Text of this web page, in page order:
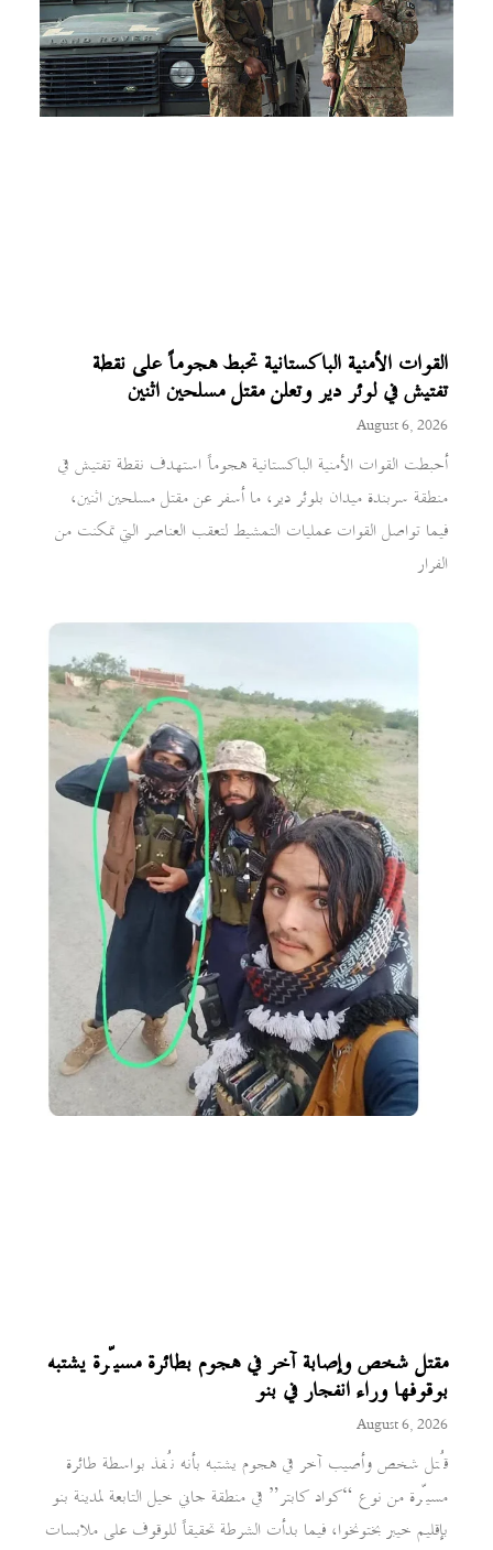
القوات الأمنية الباكستانية تحبط هجوماً على نقطة
تفتيش في لوئر دير وتعلن مقتل مسلحين اثنين
August 6, 2026
أحبطت القوات الأمنية الباكستانية هجوماً استهدف نقطة تفتيش في
منطقة سربندة ميدان بلوئر دير، ما أسفر عن مقتل مسلحين اثنين،
فيما تواصل القوات عمليات التمشيط لتعقب العناصر التي تمكنت من
الفرار
مقتل شخص وإصابة آخر في هجوم بطائرة مسيّرة يشتبه
بوقوفها وراء انفجار في بنو
August 6, 2026
قُتل شخص وأصيب آخر في هجوم يشتبه بأنه نُفذ بواسطة طائرة
مسيّرة من نوع “كواد كابتر” في منطقة جاني خيل التابعة لمدينة بنو
بإقليم خيبر بختونخوا، فيما بدأت الشرطة تحقيقاً للوقوف على ملابسات